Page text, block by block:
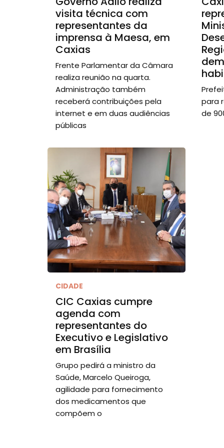
visita técnica com
representantes da
imprensa à Maesa, em
Caxias
Frente Parlamentar da Câmara
realiza reunião na quarta.
Administração também
receberá contribuições pela
internet e em duas audiências
públicas
para
de
CIDADE
CIC Caxias cumpre
agenda com
representantes do
Executivo e Legislativo
em Brasília
Grupo pedirá a ministro da
Saúde, Marcelo Queiroga,
agilidade para fornecimento
dos medicamentos que
compõem o